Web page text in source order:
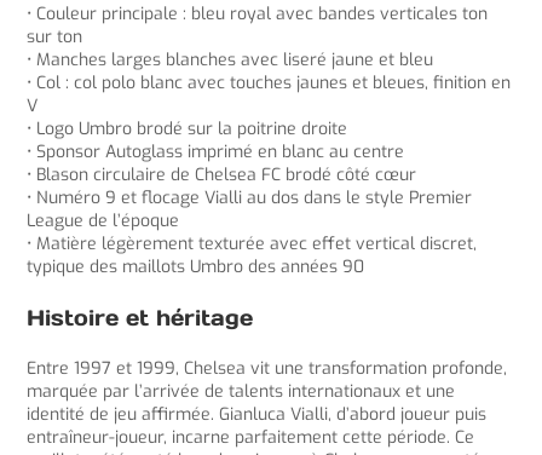
• Couleur principale : bleu royal avec bandes verticales ton
sur ton
• Manches larges blanches avec liseré jaune et bleu
• Col : col polo blanc avec touches jaunes et bleues, finition en
V
• Logo Umbro brodé sur la poitrine droite
• Sponsor Autoglass imprimé en blanc au centre
• Blason circulaire de Chelsea FC brodé côté cœur
• Numéro 9 et flocage Vialli au dos dans le style Premier
League de l’époque
• Matière légèrement texturée avec effet vertical discret,
typique des maillots Umbro des années 90
Histoire et héritage
Entre 1997 et 1999, Chelsea vit une transformation profonde,
marquée par l’arrivée de talents internationaux et une
identité de jeu affirmée. Gianluca Vialli, d’abord joueur puis
entraîneur-joueur, incarne parfaitement cette période. Ce